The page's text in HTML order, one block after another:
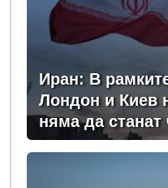
Иран: В
Лондон и Киев
няма да станат